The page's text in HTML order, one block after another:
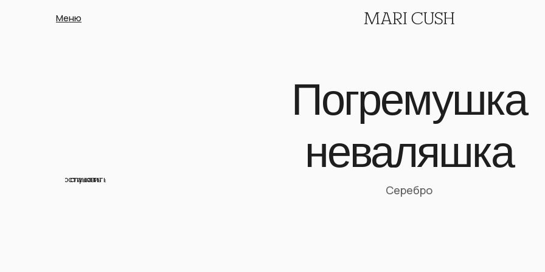
Погремушка
неваляшка
Серебро
Меню
слушать
остановить